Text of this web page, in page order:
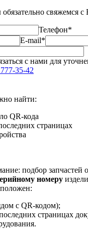
свяжемся с
Телефон*
E-mail*
с нами для
35-42
найти:
QR-кода
страницах
подбор запчастей
номеру
с QR-кодом);
страницах